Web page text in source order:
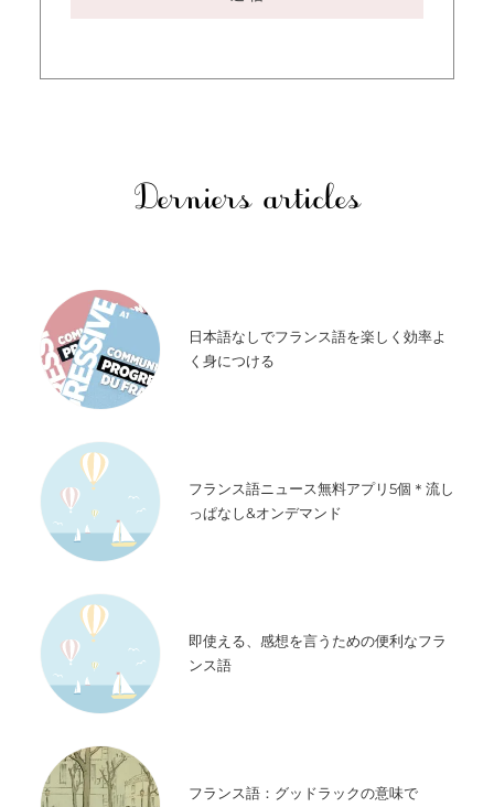
Derniers articles
日本語なしでフランス語を楽しく効率よ
く身につける
フランス語ニュース無料アプリ5個＊流し
っぱなし&オンデマンド
即使える、感想を言うための便利なフラ
ンス語
フランス語：グッドラックの意味で